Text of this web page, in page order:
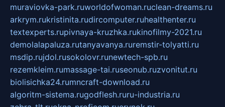
muraviovka-park.ruworldofwoman.ruclean-dreams.ru
arkrym.rukristinita.rudircomputer.ruhealthenter.ru
textexperts.rupivnaya-kruzhka.rukinofilmy-2021.ru
demolalapaluza.rutanyavanya.ruremstir-tolyatti.ru
msdip.rujdol.rusokolovr.runewtech-spb.ru
rezemkleim.rumassage-tai.ruseonub.ruzvonitut.ru
biolisichka24.rumncraft-download.ru
algoritm-sistema.rugodflesh.ruru-industria.ru